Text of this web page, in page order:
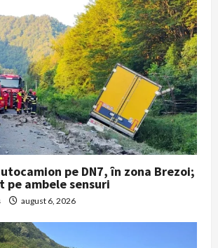
pe DN7, în zona Brezoi;
ambele sensuri
august 6, 2026